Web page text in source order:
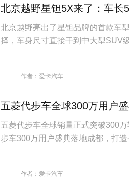
北京越野星钽5X来了：车长
北京越野亮出了星钽品牌的首款
择，车身尺寸直接干到中大型SUV
作者：爱卡汽车
五菱代步车全球300万用户
五菱代步车全球销量正式突破300
步车300万用户盛典落地成都，打
作者：爱卡汽车